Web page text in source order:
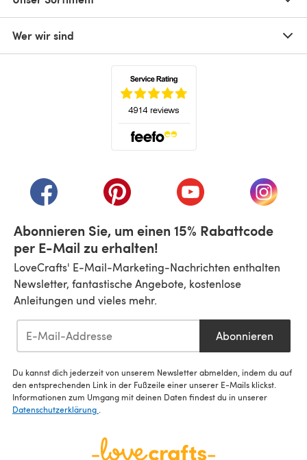
Wer wir sind
(öffnet sich in einem neuen Tab)
(öffnet sich in einem neuen Tab)
(öffnet sich in einem
(öffnet
Abonnieren Sie, um einen 15% Rabattcode
per E-Mail zu erhalten!
LoveCrafts' E-Mail-Marketing-Nachrichten enthalten
Newsletter, fantastische Angebote, kostenlose
Anleitungen und vieles mehr.
Abonnieren
Du kannst dich jederzeit von unserem Newsletter abmelden, indem du auf
den entsprechenden Link in der Fußzeile einer unserer E-Mails klickst.
Informationen zum Umgang mit deinen Daten findest du in unserer
Datenschutzerklärung